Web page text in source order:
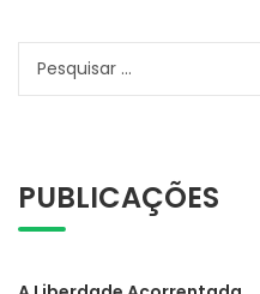
Pesquisar
PUBLICAÇÕES